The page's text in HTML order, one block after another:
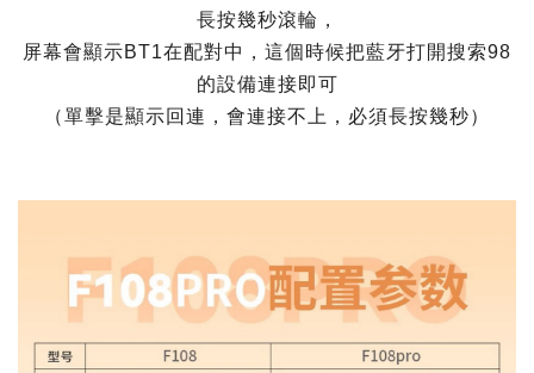
長按幾秒滾輪，
屏幕會顯示BT1在配對中，這個時候把藍牙打開搜索98
的設備連接即可
（單擊是顯示回連，會連接不上，必須長按幾秒）